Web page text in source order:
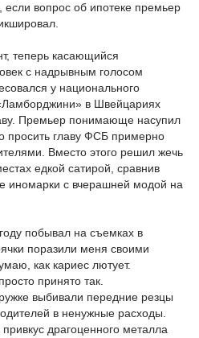
если вопрос об ипотеке премьер
теперь касающийся
с надрывным голосом
у национального
в Швейцариях
Премьер понимающе насупил
просить главу ФСБ примерно
Вместо этого решил жечь
едкой сатирой, сравнив
иномарки с вчерашней модой на
побывал на съемках в
поразили меня своими
как кариес лютует.
принято так.
выбивали передние резцы
в ненужные расходы.
драгоценного металла